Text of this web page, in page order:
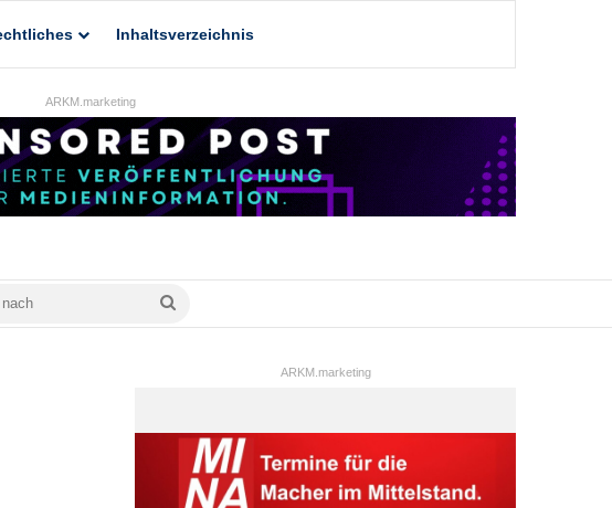
Inhaltsverzeichnis
ARKM.marketing
ARKM.marketing